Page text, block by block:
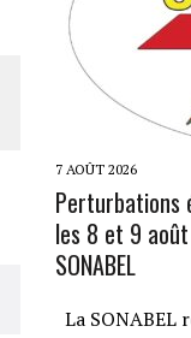
7 AOÛT 2026
Perturbations
les 8 et 9
SONABEL
La SONABEL